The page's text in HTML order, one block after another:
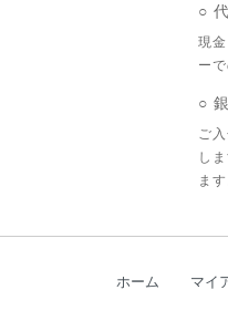
○
現
ー
○
ご
し
ます
ホーム マイ